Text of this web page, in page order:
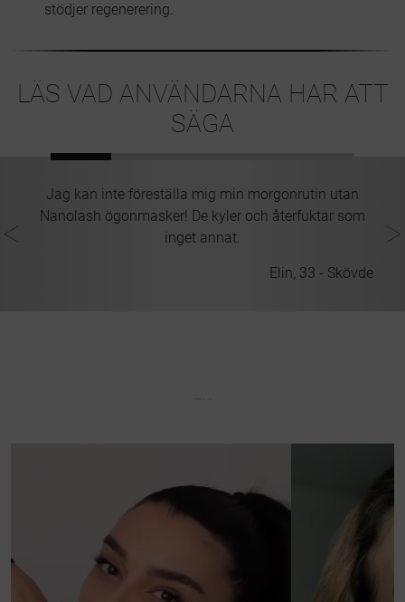
stödjer regenerering.
LÄS VAD ANVÄNDARNA HAR ATT
SÄGA
Jag kan inte föreställa mig min morgonrutin utan
Nanolash ögonmasker! De kyler och återfuktar som
inget annat.
Elin, 33 - Skövde